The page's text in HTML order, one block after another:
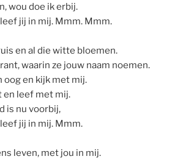
wou doe ik erbij.
jij in mij. Mmm. Mmm.
en al die witte bloemen.
waarin ze jouw naam noemen.
oog en kijk met mij.
en leef met mij.
is nu voorbij,
jij in mij. Mmm.
leven, met jou in mij.